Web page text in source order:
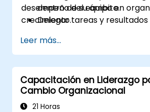
desempeño del equipo en
crecimiento.
dentro de su ámbito.
Delegar tareas y
desempeño.
Conducir conversaciones
directas y constructivas
desempeño.
Comunicar expectativas
para mejorar el compromiso
Leer más...
Capacitación en Liderazgo
Cambio Organizacional
21 Horas